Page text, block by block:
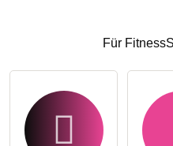
Besucher sichtbar
Für